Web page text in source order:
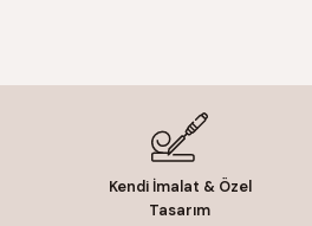
Kendi İmalat & Özel
Tasarım